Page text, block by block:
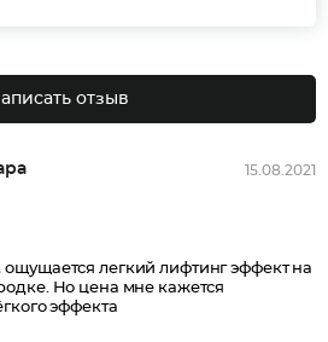
отзыв
15.08.2021
легкий лифтинг эффект на
Но цена мне кажется
эффекта